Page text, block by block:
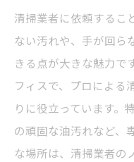
清掃業者に依頼するこ
ない汚れや、手が回ら
きる点が大きな魅力で
フィスで、プロによる
りに役立っています。
の頑固な油汚れなど、
な場所は、清掃業者の